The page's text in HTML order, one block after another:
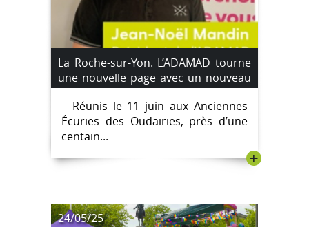
La Roche-sur-Yon. L’ADAMAD tourne
une nouvelle page avec un nouveau
président
Réunis le 11 juin aux Anciennes
Écuries des Oudairies, près d’une
centain...
+
24/05/25